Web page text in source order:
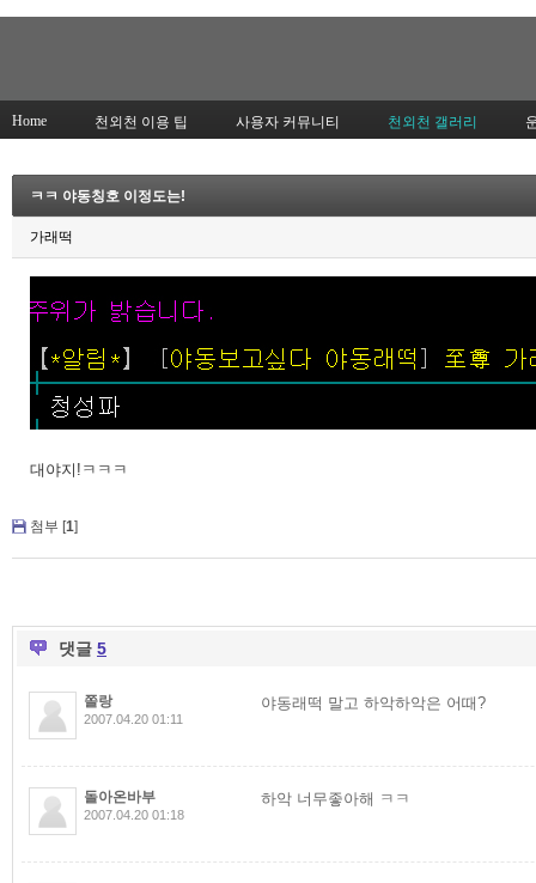
Home 천외천 이용 팁 사용자 커뮤니티 천외천 갤러리
ㅋㅋ 야동칭호 이정도는!
가래떡
대야지!ㅋㅋㅋ
첨부 [1]
댓글 5
쫄랑
2007.04.20 01:11
야동래떡 말고 하악하악은 어때?
돌아온바부
2007.04.20 01:18
하악 너무좋아해 ㅋㅋ